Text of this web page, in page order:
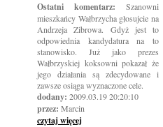
Ostatni komentarz: Szanowni
mieszkańcy Wałbrzycha głosujcie na
Andrzeja Zibrowa. Gdyż jest to
odpowiednia kandydatura na to
stanowisko. Już jako prezes
Wałbrzyskiej koksowni pokazał że
jego działania są zdecydowane i
zawsze osiąga wyznaczone cele.
dodany: 2009.03.19 20:20:10
przez: Marcin
czytaj więcej